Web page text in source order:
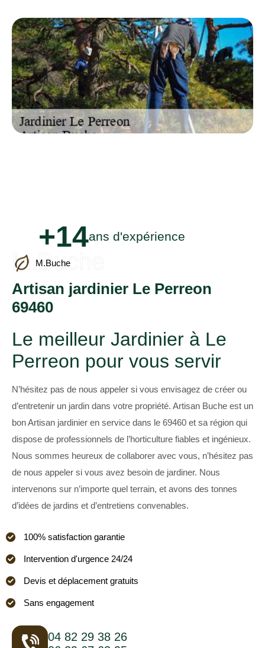
+14ans d'expérience
M.Buche
M.Buche
Artisan jardinier Le Perreon
69460
Le meilleur Jardinier à Le
Perreon pour vous servir
N’hésitez pas de nous appeler si vous envisagez de créer ou
d’entretenir un jardin dans votre propriété. Artisan Buche est un
bon Artisan jardinier en service dans le 69460 et sa région qui
dispose de professionnels de l’horticulture fiables et ingénieux.
Nous sommes heureux de collaborer avec vous, n’hésitez pas
de nous appeler si vous avez besoin de jardiner. Nous
intervenons sur n’importe quel terrain, et avons des tonnes
d’idées de jardins et d’entretiens convenables.
100% satisfaction garantie
Intervention d'urgence 24/24
Devis et déplacement gratuits
Sans engagement
04 82 29 38 26